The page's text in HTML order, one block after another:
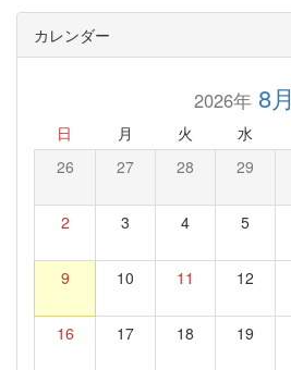
カレンダー
2026年8月
日 月 火 水
26 27 28 29
2 3 4 5
9 10 11 12
16 17 18 19